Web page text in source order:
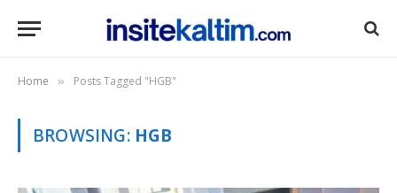
Home » Posts Tagged "HGB"
BROWSING: HGB